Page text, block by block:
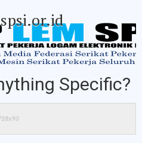
Specific?